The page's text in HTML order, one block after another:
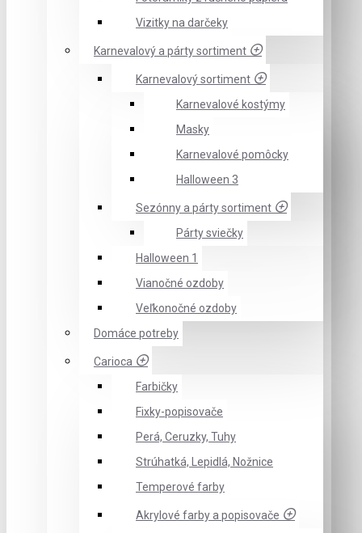
Vizitky na darčeky
Karnevalový a párty sortiment
Karnevalový sortiment
Karnevalové kostýmy
Masky
Karnevalové pomôcky
Halloween 3
Sezónny a párty sortiment
Párty sviečky
Halloween 1
Vianočné ozdoby
Veľkonočné ozdoby
Domáce potreby
Carioca
Farbičky
Fixky-popisovače
Perá, Ceruzky, Tuhy
Strúhatká, Lepidlá, Nožnice
Temperové farby
Akrylové farby a popisovače